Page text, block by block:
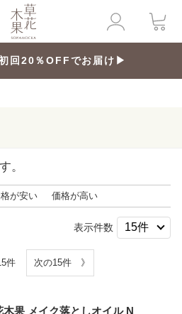
回20％OFFでお届け▶
。
が安い 価格が高い
表示件数
件 次の15件 》
木果 メイク落としオイル N